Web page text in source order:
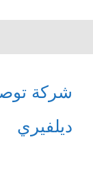
شركة
ديلفيري